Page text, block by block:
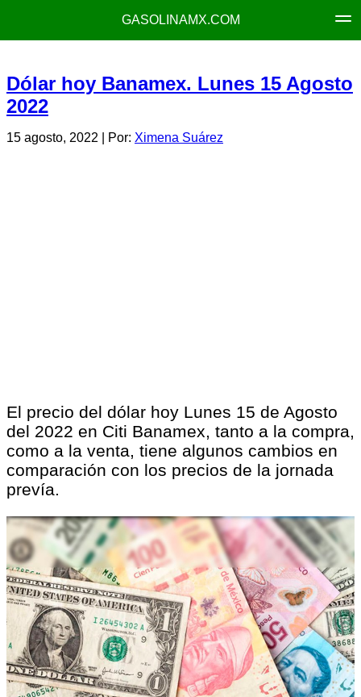
GASOLINAMX.COM
Dólar hoy Banamex. Lunes 15 Agosto
2022
15 agosto, 2022 | Por: Ximena Suárez
El precio del dólar hoy Lunes 15 de Agosto
del 2022 en Citi Banamex, tanto a la compra,
como a la venta, tiene algunos cambios en
comparación con los precios de la jornada
prevía.